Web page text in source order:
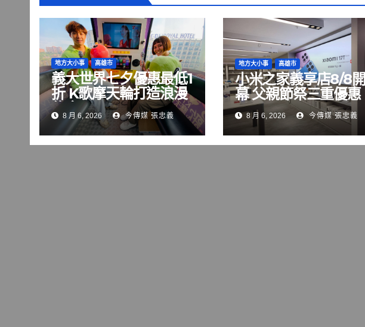
地方大小事 高雄市
義大世界七夕優惠最低1
折 K歌摩天輪打造浪漫
約會
8 月 6, 2026 今傳媒 張忠義
地方大小事 高雄市
小米之家義享店8/8開
幕 父親節祭三重優惠
8 月 6, 2026 今傳媒 張忠義